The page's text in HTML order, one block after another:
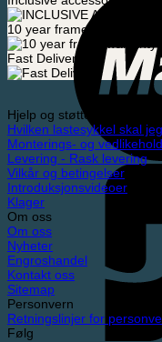
10 year frame warranty
Fast Delivery
Hjelp og støtte
Hvilken lastesykkel skal
Monterings- og
Levering - Rask levering
Vilkår og betingelser
Introduksjonsvideoer
Klager
Om oss
Om oss
Nyheter
Engroshandel
Kontakt oss
Sitemap
Personvern
Retningslinjer for
Følg